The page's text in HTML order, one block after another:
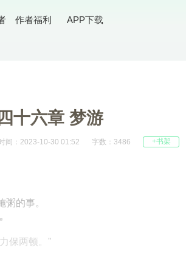
作者福利 APP下载
四十六章 梦游
间：2023-10-30 01:52 字数：3486 +书架
的事。
保两顿。”